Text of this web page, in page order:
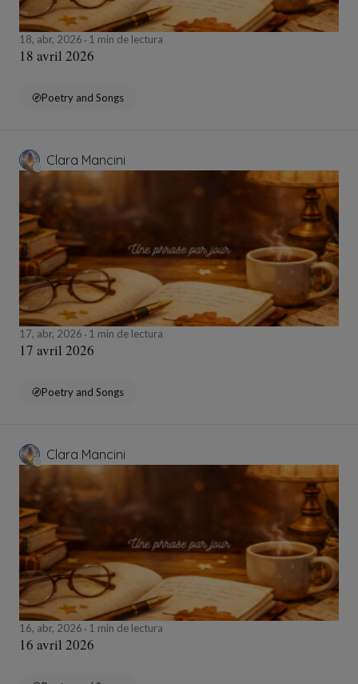
18, abr, 2026 1 min de lectura
18 avril 2026
Poetry and Songs
Clara Mancini
17, abr, 2026 1 min de lectura
17 avril 2026
Poetry and Songs
Clara Mancini
16, abr, 2026 1 min de lectura
16 avril 2026